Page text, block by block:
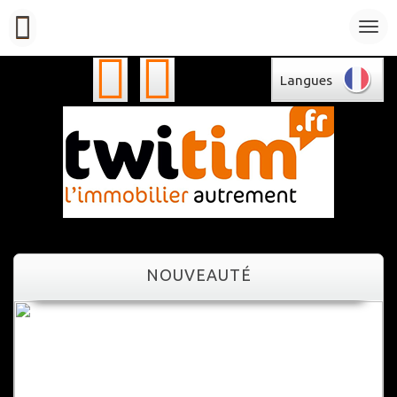
Langues
NOUVEAUTÉ
NOUVEAUTÉ